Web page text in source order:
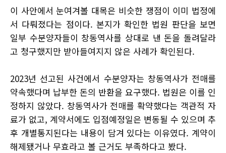
이 사안에서 눈여겨볼 대목은 비슷한 쟁점이 이미 법정에
서 다뤄졌다는 점이다. 본지가 확인한 법원 판단을 보면
일부 수분양자들이 창동역사를 상대로 낸 돈을 돌려달라
고 청구했지만 받아들여지지 않은 사례가 확인된다.
2023년 선고된 사건에서 수분양자는 창동역사가 전매를
약속했다며 납부한 돈의 반환을 요구했다. 법원은 이를 인
정하지 않았다. 창동역사가 전매를 확약했다는 객관적 자
료가 없고, 계약서에도 입점예정일은 변동될 수 있으며 추
후 개별통지된다는 내용이 담겨 있다는 이유였다. 계약이
해제됐거나 무효라고 볼 근거도 부족하다고 봤다.